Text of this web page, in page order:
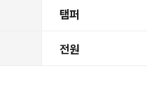
탬퍼
전원